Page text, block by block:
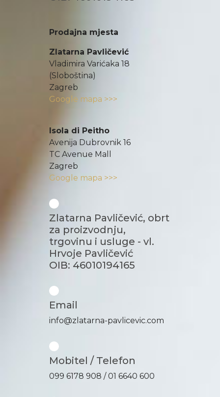
Prodajna mjesta
Zlatarna Pavličević
Vladimira Varićaka 18
(Sloboština)
Zagreb
Google mapa >>>
Isola di Peitho
Avenija Dubrovnik 16
TC Avenue Mall
Zagreb
Google mapa >>>
Zlatarna Pavličević, obrt
za proizvodnju,
trgovinu i usluge - vl.
Hrvoje Pavličević
OIB: 46010194165
Email
info@zlatarna-pavlicevic.com
Mobitel / Telefon
099 6178 908 / 01 6640 600